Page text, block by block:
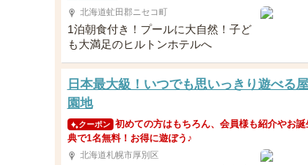
北海道虻田郡ニセコ町
1泊朝食付き！プールに大自然！子ど
も大満足のヒルトンホテルへ
日本最大級！いつでも思いっきり遊べる
園地
クーポン 初めての方はもちろん、会員様も紹介やお誕
典で1名無料！お得に遊ぼう♪
北海道札幌市厚別区